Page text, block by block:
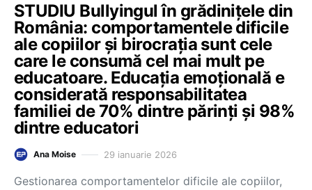
STUDIU Bullyingul în grădinițele din
România: comportamentele dificile
ale copiilor și birocrația sunt cele
care le consumă cel mai mult pe
educatoare. Educația emoțională e
considerată responsabilitatea
familiei de 70% dintre părinți și 98%
dintre educatori
Ana Moise 29 ianuarie 2026
Gestionarea comportamentelor dificile ale copiilor,